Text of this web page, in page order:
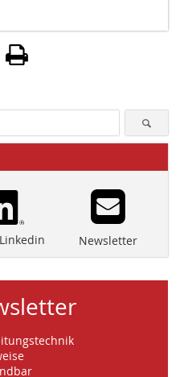
Newsletter